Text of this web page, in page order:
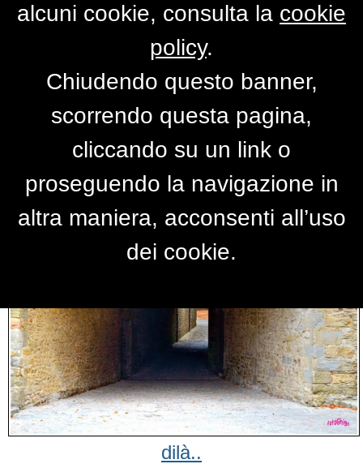
RISULTATI RICERCA
dilà..
alcuni cookie, consulta la cookie
policy.
Chiudendo questo banner,
scorrendo questa pagina,
cliccando su un link o
proseguendo la navigazione in
altra maniera, acconsenti all’uso
dei cookie.